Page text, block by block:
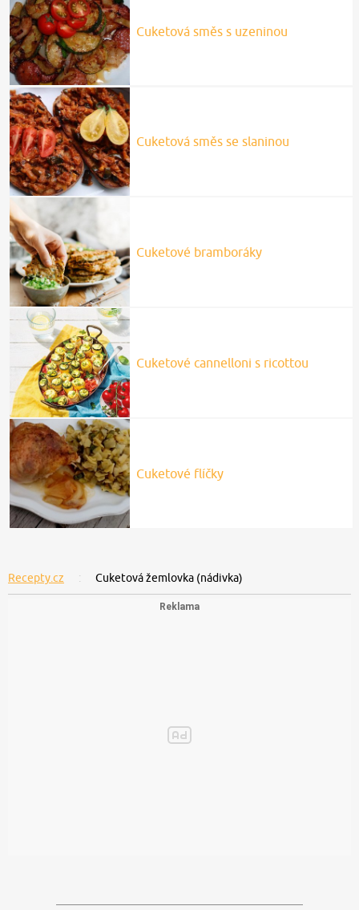
Cuketová směs s uzeninou
Cuketová směs se slaninou
Cuketové bramboráky
Cuketové cannelloni s ricottou
Cuketové flíčky
Recepty.cz Cuketová žemlovka (nádivka)